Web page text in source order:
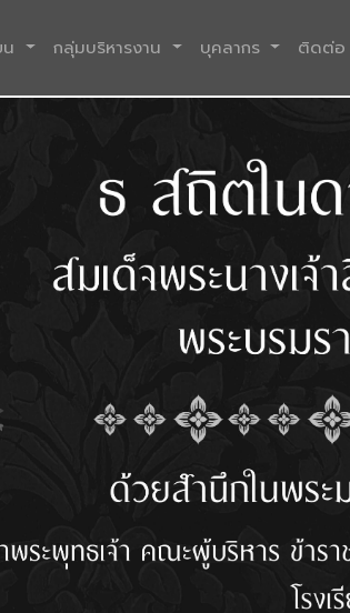
น กลุ่มบริหารงาน บุคลากร ติดต่อ